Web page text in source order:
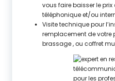
vous faire baisser le
téléphonique et/ou
Visite technique pour
remplacement de votre
brassage , ou coffret